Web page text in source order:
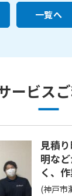
一覧へ
ービス
見積
明な
く、
(神戸市